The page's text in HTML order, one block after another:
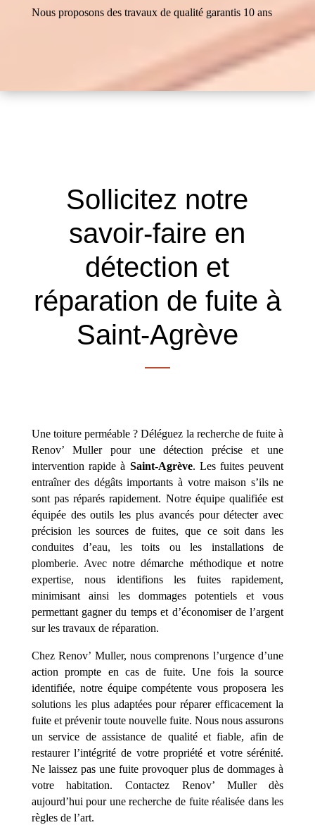
Nous proposons des travaux de qualité garantis 10 ans
Sollicitez notre
savoir-faire en
détection et
réparation de fuite à
Saint-Agrève
Une toiture perméable ? Déléguez la recherche de fuite à
Renov’ Muller pour une détection précise et une
intervention rapide à Saint-Agrève. Les fuites peuvent
entraîner des dégâts importants à votre maison s’ils ne
sont pas réparés rapidement. Notre équipe qualifiée est
équipée des outils les plus avancés pour détecter avec
précision les sources de fuites, que ce soit dans les
conduites d’eau, les toits ou les installations de
plomberie. Avec notre démarche méthodique et notre
expertise, nous identifions les fuites rapidement,
minimisant ainsi les dommages potentiels et vous
permettant gagner du temps et d’économiser de l’argent
sur les travaux de réparation.
Chez Renov’ Muller, nous comprenons l’urgence d’une
action prompte en cas de fuite. Une fois la source
identifiée, notre équipe compétente vous proposera les
solutions les plus adaptées pour réparer efficacement la
fuite et prévenir toute nouvelle fuite. Nous nous assurons
un service de assistance de qualité et fiable, afin de
restaurer l’intégrité de votre propriété et votre sérénité.
Ne laissez pas une fuite provoquer plus de dommages à
votre habitation. Contactez Renov’ Muller dès
aujourd’hui pour une recherche de fuite réalisée dans les
règles de l’art.